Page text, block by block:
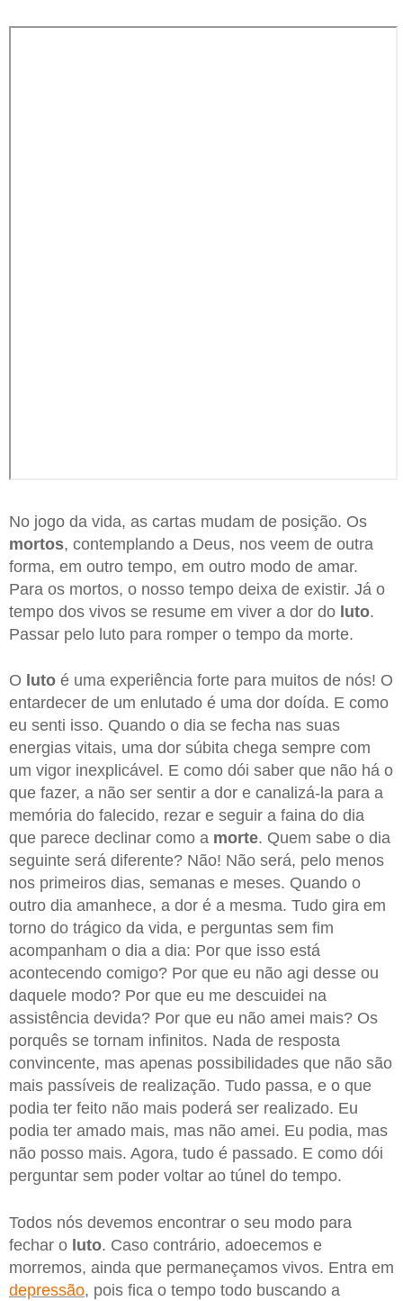
No jogo da vida, as cartas mudam de posição. Os
mortos, contemplando a Deus, nos veem de outra
forma, em outro tempo, em outro modo de amar.
Para os mortos, o nosso tempo deixa de existir. Já o
tempo dos vivos se resume em viver a dor do luto.
Passar pelo luto para romper o tempo da morte.
O luto é uma experiência forte para muitos de nós! O
entardecer de um enlutado é uma dor doída. E como
eu senti isso. Quando o dia se fecha nas suas
energias vitais, uma dor súbita chega sempre com
um vigor inexplicável. E como dói saber que não há o
que fazer, a não ser sentir a dor e canalizá-la para a
memória do falecido, rezar e seguir a faina do dia
que parece declinar como a morte. Quem sabe o dia
seguinte será diferente? Não! Não será, pelo menos
nos primeiros dias, semanas e meses. Quando o
outro dia amanhece, a dor é a mesma. Tudo gira em
torno do trágico da vida, e perguntas sem fim
acompanham o dia a dia: Por que isso está
acontecendo comigo? Por que eu não agi desse ou
daquele modo? Por que eu me descuidei na
assistência devida? Por que eu não amei mais? Os
porquês se tornam infinitos. Nada de resposta
convincente, mas apenas possibilidades que não são
mais passíveis de realização. Tudo passa, e o que
podia ter feito não mais poderá ser realizado. Eu
podia ter amado mais, mas não amei. Eu podia, mas
não posso mais. Agora, tudo é passado. E como dói
perguntar sem poder voltar ao túnel do tempo.
Todos nós devemos encontrar o seu modo para
fechar o luto. Caso contrário, adoecemos e
morremos, ainda que permaneçamos vivos. Entra em
depressão, pois fica o tempo todo buscando a